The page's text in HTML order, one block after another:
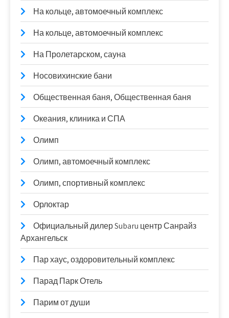
На кольце, автомоечный комплекс
На кольце, автомоечный комплекс
На Пролетарском, сауна
Носовихинские бани
Общественная баня, Общественная баня
Океания, клиника и СПА
Олимп
Олимп, автомоечный комплекс
Олимп, спортивный комплекс
Орлоктар
Официальный дилер Subaru центр Санрайз
Архангельск
Пар хаус, оздоровительный комплекс
Парад Парк Отель
Парим от души